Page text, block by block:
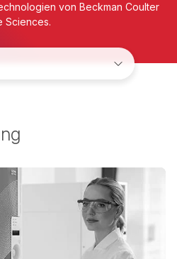
von Beckman Coulter
Sciences.